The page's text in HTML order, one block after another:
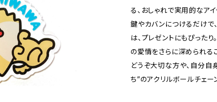
る、おしゃれで実用的なアイ
鍵やカバンにつけるだけで
は、プレゼントにもぴった
の愛情をさらに深められるこ
どうぞ大切な方や、自分自
ち”のアクリルボールチェー